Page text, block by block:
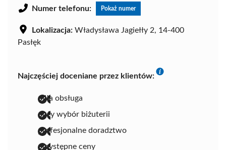
Numer telefonu: Pokaż numer
Lokalizacja: Władysława Jagiełły 2, 14-400
Pasłęk
Najczęściej doceniane przez klientów:
miła obsługa
duży wybór biżuterii
profesjonalne doradztwo
przystępne ceny